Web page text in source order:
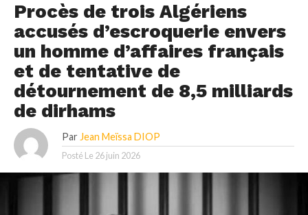
Procès de trois Algériens
accusés d’escroquerie envers
un homme d’affaires français
et de tentative de
détournement de 8,5 milliards
de dirhams
Par Jean Meïssa DIOP
Posté Le 26 juin 2026